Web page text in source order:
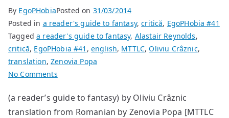
By EgoPHobiaPosted on 31/03/2014
Posted in a reader's guide to fantasy,critică, EgoPHobia #41
Taggeda reader's guide to fantasy, Alastair Reynolds,
critică, EgoPHobia #41 , english, MTTLC,Oliviu Crâznic,
translation,Zenovia Popa
No Commentson
SF
at
(a reader’s guide to fantasy) by Oliviu Crâznic
translation from Romanian by Zenovia Popa [MTTLC